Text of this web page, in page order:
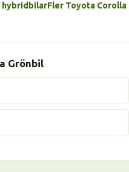
hybridbilarFler Toyota Corolla
Grönbil